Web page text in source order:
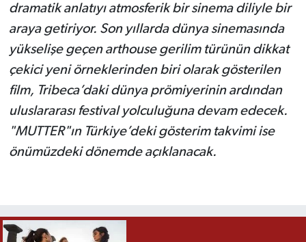
dramatik anlatıyı atmosferik bir sinema diliyle bir
araya getiriyor. Son yıllarda dünya sinemasında
yükselişe geçen arthouse gerilim türünün dikkat
çekici yeni örneklerinden biri olarak gösterilen
film, Tribeca’daki dünya prömiyerinin ardından
uluslararası festival yolculuğuna devam edecek.
"MUTTER"ın Türkiye’deki gösterim takvimi ise
önümüzdeki dönemde açıklanacak.